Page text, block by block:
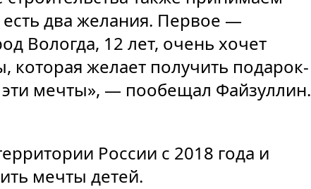
есть два желания. Первое —
Вологда, 12 лет, очень хочет
желает получить подарок-
мечты», — пообещал Файзуллин.
России с 2018 года и
мечты детей.